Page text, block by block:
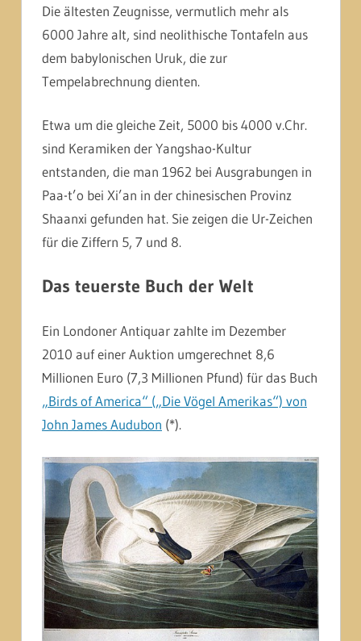
Die ältesten Zeugnisse, vermutlich mehr als
6000 Jahre alt, sind neolithische Tontafeln aus
dem babylonischen Uruk, die zur
Tempelabrechnung dienten.
Etwa um die gleiche Zeit, 5000 bis 4000 v.Chr.
sind Keramiken der Yangshao-Kultur
entstanden, die man 1962 bei Ausgrabungen in
Paa-t’o bei Xi’an in der chinesischen Provinz
Shaanxi gefunden hat. Sie zeigen die Ur-Zeichen
für die Ziffern 5, 7 und 8.
Das teuerste Buch der Welt
Ein Londoner Antiquar zahlte im Dezember
2010 auf einer Auktion umgerechnet 8,6
Millionen Euro (7,3 Millionen Pfund) für das Buch
„Birds of America“ („Die Vögel Amerikas“) von
John James Audubon (*).